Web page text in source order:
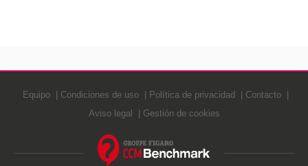
Equipo Condiciones de uso Política de privacidad
Contacto
Aviso legal
Gestión de cookies